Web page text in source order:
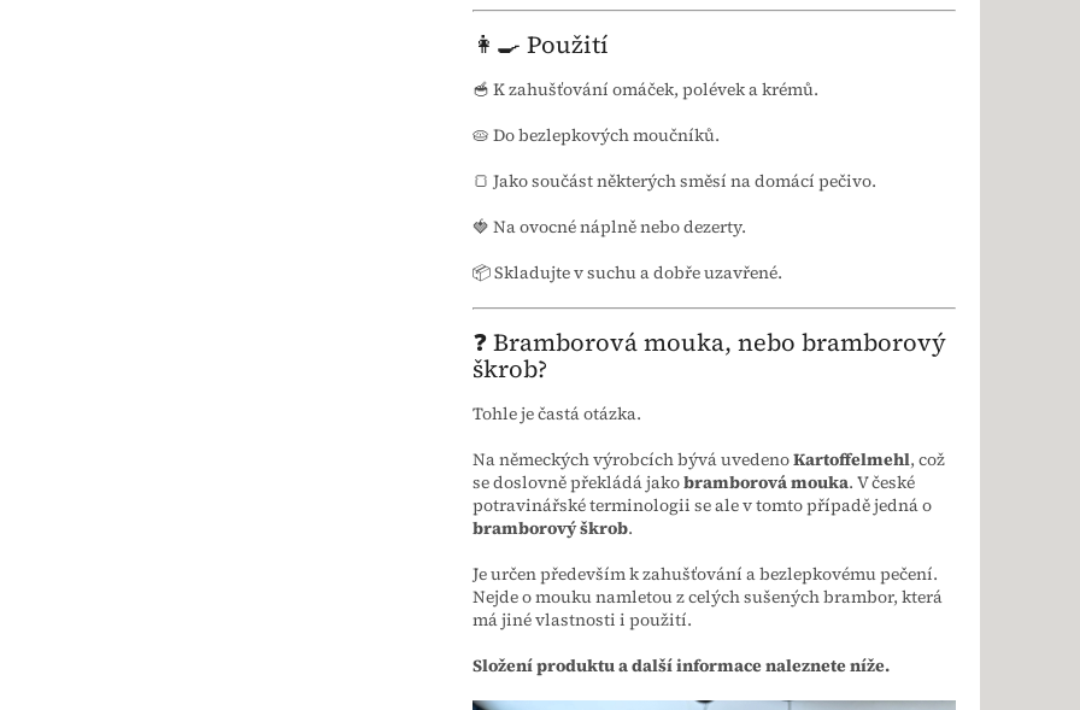
👩‍🍳 Použití
🥣 K zahušťování omáček, polévek a krémů.
🥧 Do bezlepkových moučníků.
🍞 Jako součást některých směsí na domácí pečivo.
🍓 Na ovocné náplně nebo dezerty.
📦 Skladujte v suchu a dobře uzavřené.
❓ Bramborová mouka, nebo bramborový
škrob?
Tohle je častá otázka.
Na německých výrobcích bývá uvedenoKartoffelmehl, což
se doslovně překládá jakobramborová mouka. V české
potravinářské terminologii se ale v tomto případě jedná o
bramborový škrob.
Je určen především k zahušťování a bezlepkovému pečení.
Nejde o mouku namletou z celých sušených brambor, která
má jiné vlastnosti i použití.
Složení produktu a další informace naleznete níže.